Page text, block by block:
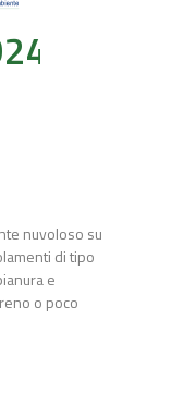
nuvoloso su
di tipo
e
o poco